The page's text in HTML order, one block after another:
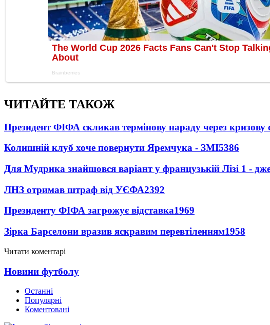
ЧИТАЙТЕ ТАКОЖ
Президент ФІФА скликав термінову нараду через кризову
Колишній клуб хоче повернути Яремчука - ЗМІ5386
Для Мудрика знайшовся варіант у французькій Лізі 1 -
ЛНЗ отримав штраф від УЄФА2392
Президенту ФІФА загрожує відставка1969
Зірка Барселони вразив яскравим перевтіленням1958
Читати коментарі
Новини футболу
Останні
Популярні
Коментовані